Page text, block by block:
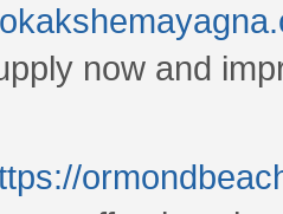
now and